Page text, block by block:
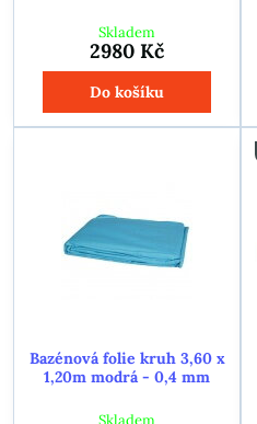
Skladem
2980 Kč
Do košíku
Bazénová folie kruh 3,60 x
1,20m modrá - 0,4 mm
Skladem